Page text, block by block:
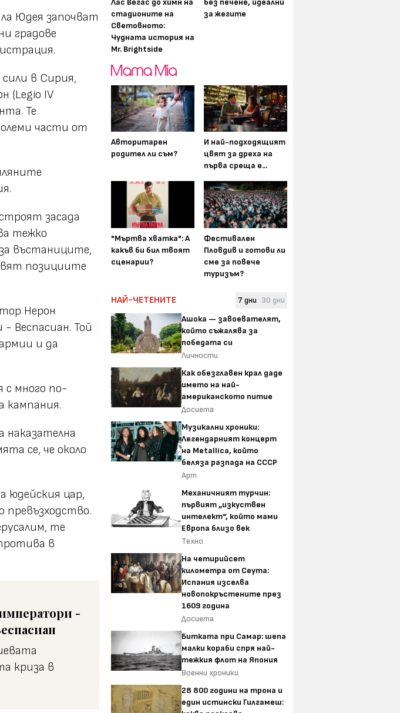
Юдея започват
градове
в Сирия,
(Legio IV
Те
части от
засада
тежко
въстаниците,
позициите
Нерон
Веспасиан. Той
и да
с много по-
кампания.
наказателна
се, че около
юдейския цар,
превъзходство.
те
в
-
криза в
стадионите на
Световното:
Чудната история на
Mr. Brightside
за жегите
Авторитарен
родител ли съм?
И най-подходящият
цвят за дреха на
първа среща е...
"Мъртва хватка": А
какъв би бил твоят
сценарии?
Фестивален
Пловдив и готови ли
сме за повече
туризъм?
НАЙ-ЧЕТЕНИТЕ 7 дни 30 дни
Ашока — завоевателят,
който съжалява за
победата си
Личности
Как обезглавен крал даде
името на най-
американското питие
Досиета
Музикални хроники:
Легендарният концерт
на Metallica, който
беляза разпада на СССР
Арт
Механичният турчин:
първият „изкуствен
интелект“, който мами
Европа близо век
Техно
На четирийсет
километра от Сеута:
Испания изселва
новопокръстените през
1609 година
Досиета
Битката при Самар: шепа
малки кораби спря най-
тежкия флот на Япония
Военни хроники
28 800 години на трона и
един истински Гилгамеш: